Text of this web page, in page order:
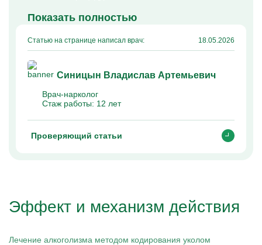
Показать полностью
Статью на странице написал врач: 18.05.2026
Синицын Владислав Артемьевич
Врач-нарколог
Стаж работы: 12 лет
Проверяющий статьи
Эффект и механизм действия
Лечение алкоголизма методом кодирования уколом